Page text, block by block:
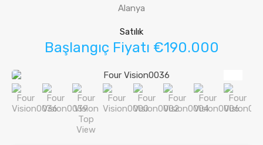
Alanya
Satılık
Başlangıç Fiyatı €190.000